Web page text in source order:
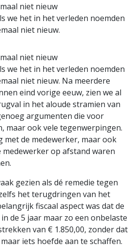
niet nieuw
we het in het verleden noemden
niet nieuw.
niet nieuw
we het in het verleden noemden
niet nieuw. Na meerdere
eind vorige eeuw, zien we al
in het aloude stramien van
argumenten die voor
maar ook vele tegenwerpingen.
met de medewerker, maar ook
medewerker op afstand waren
gezien als dé remedie tegen
het terugdringen van het
fiscaal aspect was dat de
de 5 jaar maar zo een onbelaste
van € 1.850,00, zonder dat
iets hoefde aan te schaffen.